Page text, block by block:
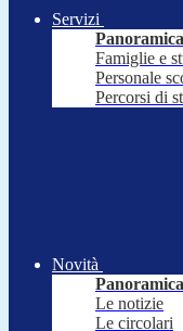
Servizi
Panoramica
Famiglie e
Personale
Percorsi di
Novità
Panoramica
Le notizie
Le circolari